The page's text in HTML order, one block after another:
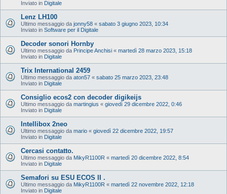
Inviato in Digitale
Lenz LH100
Ultimo messaggio da jonny58 « sabato 3 giugno 2023, 10:34
Inviato in Software per il Digitale
Decoder sonori Hornby
Ultimo messaggio da Principe Anchisi « martedì 28 marzo 2023, 15:18
Inviato in Digitale
Trix International 2459
Ultimo messaggio da aton57 « sabato 25 marzo 2023, 23:48
Inviato in Digitale
Consiglio ecos2 con decoder digikeijs
Ultimo messaggio da martingius « giovedì 29 dicembre 2022, 0:46
Inviato in Digitale
Intellibox 2neo
Ultimo messaggio da mario « giovedì 22 dicembre 2022, 19:57
Inviato in Digitale
Cercasi contatto.
Ultimo messaggio da MikyR1100R « martedì 20 dicembre 2022, 8:54
Inviato in Digitale
Semafori su ESU ECOS II .
Ultimo messaggio da MikyR1100R « martedì 22 novembre 2022, 12:18
Inviato in Digitale